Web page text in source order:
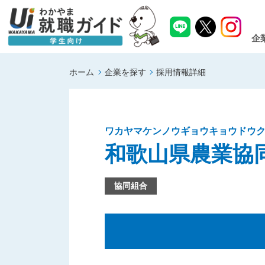
企
ホーム 企業を探す 採用情報詳細
ワカヤマケンノウギョウキョウドウ
和歌山県農業協
協同組合